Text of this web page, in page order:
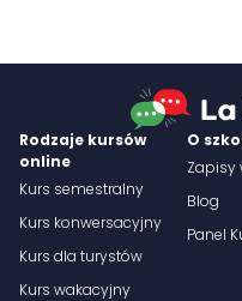
Rodzaje kursów
online
Kurs semestralny
Kurs konwersacyjny
Kurs dla turystów
Kurs wakacyjny
O
Zapisy
Blog
Panel